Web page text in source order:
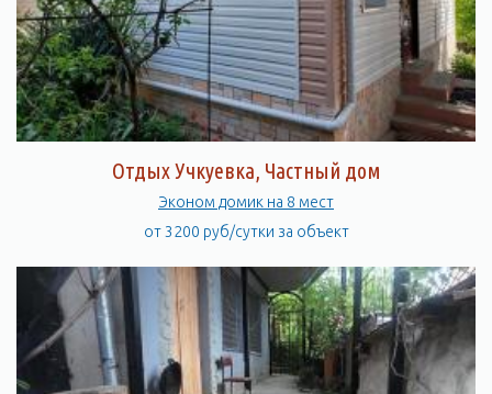
Отдых Учкуевка, Частный дом
Эконом домик на 8 мест
от 3200 руб/сутки за объект